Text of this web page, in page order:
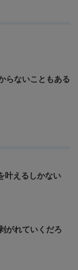
らないこともある
叶えるしかない
がれていくだろ